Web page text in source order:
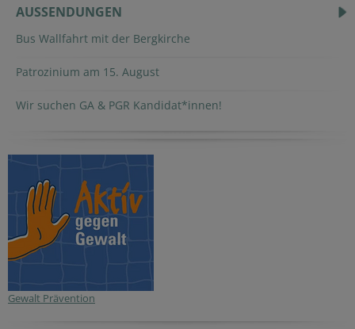
AUSSENDUNGEN
Bus Wallfahrt mit der Bergkirche
Patrozinium am 15. August
Wir suchen GA & PGR Kandidat*innen!
Gewalt Prävention